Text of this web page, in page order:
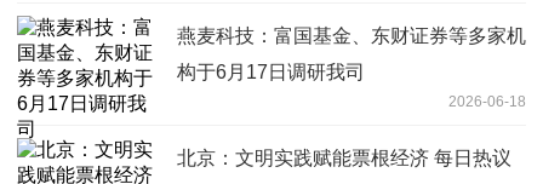
燕麦科技：富国基金、东财证券等多家机
构于6月17日调研我司
2026-06-18
北京：文明实践赋能票根经济 每日热议